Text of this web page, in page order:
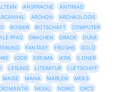
ANSPRACHE
ANTIRIAD
ARCHON
ARCHÄOLOGIE
BOGIER BOTSCHAFT
COMPUTER
PFAD DRACHEN DRACK
DUNE
FANTASY FROGHS
GOLD
IGOR IGRUMA IKRA
ILONER
LESUNG LITERATUR
LUFTSCHIFF
MAGIE MANA MARLEN
MEKS
NEXAL NORIC
ORCS